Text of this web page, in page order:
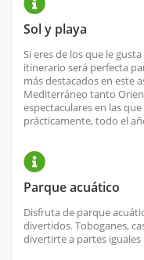
Sol y playa
Si eres de los que le
itinerario será perfecta
más destacados en este
Mediterráneo tanto
espectaculares en las
prácticamente, todo el
Parque acuático
Disfruta de parque
divertidos. Toboganes,
divertirte a partes iguales